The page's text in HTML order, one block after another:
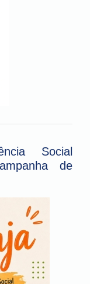
Social
de